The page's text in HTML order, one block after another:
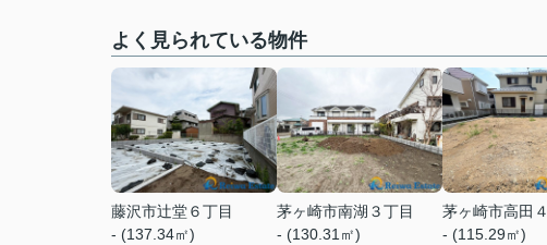
よく見られている物件
藤沢市辻堂６丁目
- (137.34㎡)
茅ヶ崎市南湖３丁目
- (130.31㎡)
茅ヶ崎市高田
- (115.29㎡)